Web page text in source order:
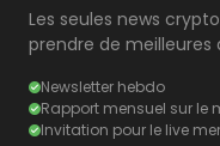
Les seules news
prendre de meilleures
Newsletter hebdo
Rapport mensuel sur le
Invitation pour le live